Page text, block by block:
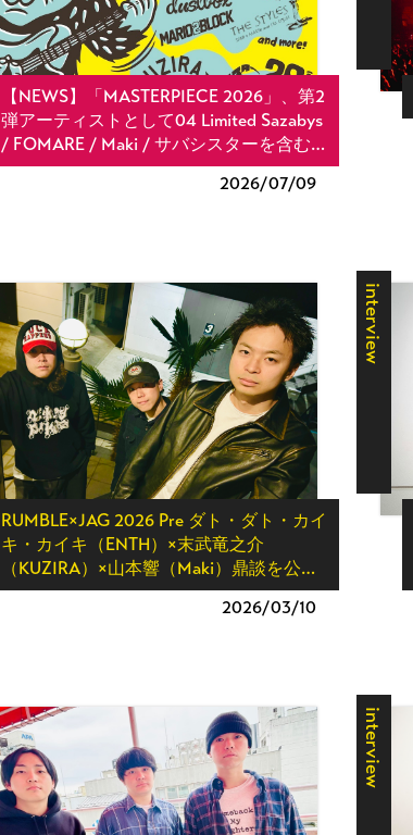
【NEWS】「MASTERPIECE 2026」、第2
弾アーティストとして04 Limited Sazabys
/ FOMARE / Maki / サバシスターを含む…
2026/07/09
RUMBLE×JAG 2026 Pre ダト・ダト・カイ
キ・カイキ（ENTH）×末武竜之介
（KUZIRA）×山本響（Maki）鼎談を公…
2026/03/10
interview
interview